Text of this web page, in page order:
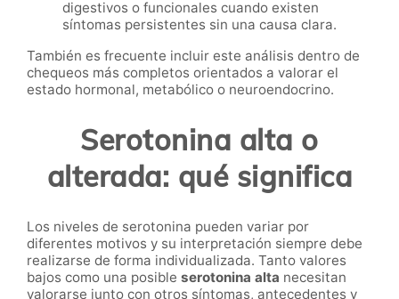
digestivos o funcionales cuando existen
síntomas persistentes sin una causa clara.
También es frecuente incluir este análisis dentro de
chequeos más completos orientados a valorar el
estado hormonal, metabólico o neuroendocrino.
Serotonina alta o
alterada: qué significa
Los niveles de serotonina pueden variar por
diferentes motivos y su interpretación siempre debe
realizarse de forma individualizada. Tanto valores
bajos como una posible serotonina alta necesitan
valorarse junto con otros síntomas, antecedentes y